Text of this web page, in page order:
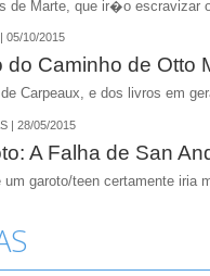
de Marte, que ir�o escravizar
05/10/2015
do Caminho de Otto
Carpeaux, e dos livros em
| 28/05/2015
A Falha de San
um garoto/teen certamente iria